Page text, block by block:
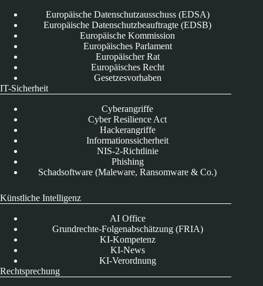
Europäische Datenschutzausschuss (EDSA)
Europäische Datenschutzbeauftragte (EDSB)
Europäische Kommission
Europäisches Parlament
Europäischer Rat
Europäisches Recht
Gesetzesvorhaben
IT-Sicherheit
Cyberangriffe
Cyber Resilience Act
Hackerangriffe
Informationssicherheit
NIS-2-Richtlinie
Phishing
Schadsoftware (Maleware, Ransomware & Co.)
Künstliche Intelligenz
AI Office
Grundrechte-Folgenabschätzung (FRIA)
KI-Kompetenz
KI-News
KI-Verordnung
Rechtsprechung